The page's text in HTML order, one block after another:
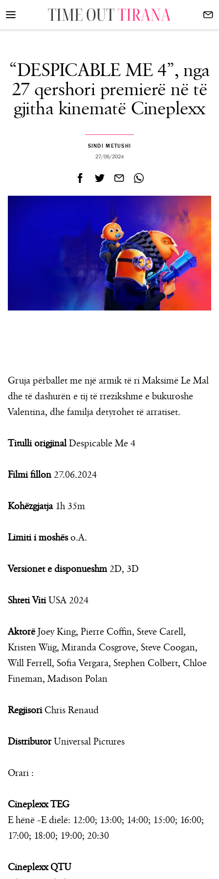
“DESPICABLE ME 4”, nga
27 qershori premierë në të
gjitha kinematë Cineplexx
SINDI METUSHI
27/06/2024
Gruja përballet me një armik të ri Maksimë Le Mal
dhe të dashurën e tij të rrezikshme e bukuroshe
Valentina, dhe familja detyrohet të arratiset.
Titulli origjinalDespicable Me 4
Filmi fillon 27.06.2024
Kohëzgjatja1h 35m
Limiti i moshëso.A.
Versionet e disponueshm2D, 3D
Shteti VitiUSA 2024
Aktorë Joey King, Pierre Coffin, Steve Carell,
Kristen Wiig, Miranda Cosgrove, Steve Coogan,
Will Ferrell, Sofia Vergara, Stephen Colbert, Chloe
Fineman, Madison Polan
RegjisoriChris Renaud
DistributorUniversal Pictures
Orari :
Cineplexx TEG
E hënë –E dielë: 12:00; 13:00; 14:00; 15:00; 16:00;
17:00; 18:00; 19:00; 20:30
Cineplexx QTU